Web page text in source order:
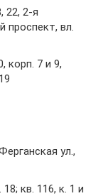
22, 2-я
проспект, вл.
корп. 7 и 9,
ул.,
кв. 116, к. 1 и